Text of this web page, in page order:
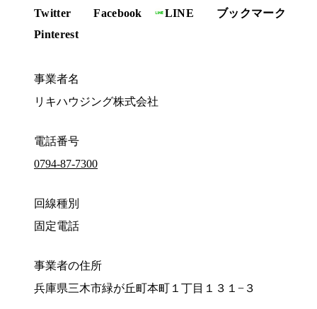
Twitter Facebook LINE
ブックマーク
Pinterest
事業者名
リキハウジング株式会社
電話番号
0794-87-7300
回線種別
固定電話
事業者の住所
兵庫県三木市緑が丘町本町１丁目１３１−３